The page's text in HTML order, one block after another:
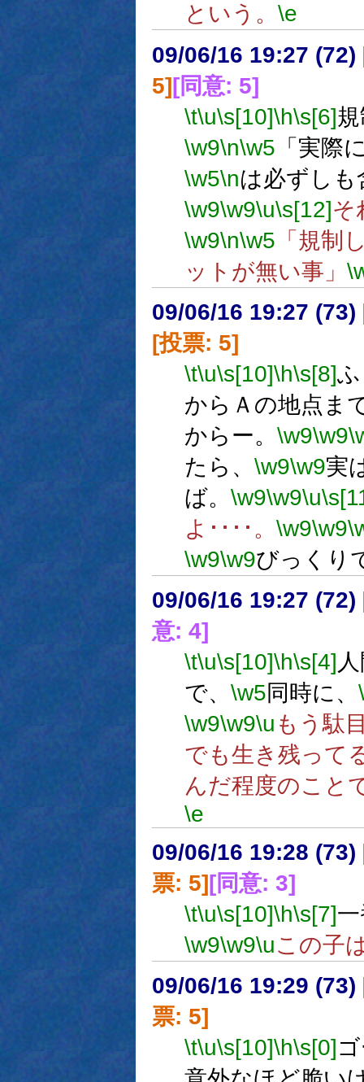
という。 \e
09/06/16 19:27 (72)
5][同意: 5]
\t\u\s[10]\h\s[6]
\w9\n\w5 「実際
\w5\nは必ずし
\w9\w9\u\s[12]そ
\w9\n\w5 「規制
ットが無い事」
09/06/16 19:27 (73)
[投票: 5]
\t\u\s[10]\h\s[8]
からＡの地点ま
からー。 \w9\w9
たら、 \w9\w9実
ば。 \w9\w9\u
よ････。 \w9\w9
\w9\w9びっくり
09/06/16 19:27 (72)
意: 4]
\t\u\s[10]\h\s[4]
で、 \w5同時に、
\w9\w9\u もう駄
でも生き残って
んだ程度のこと
\e
09/06/16 19:28 (73)
票: 5][同意: 3]
\t\u\s[10]\h\s[7]
\w9\w9\uこの子
09/06/16 19:29 (73)
票: 5]
\t\u\s[10]\h\s[0]